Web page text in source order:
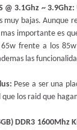
@ 3.1Ghz ~ 3.9Ghz:
bajas. Aunque
importante es
65w frente a los
las
Pese a ser una
los raid que
DDR3 1600Mhz